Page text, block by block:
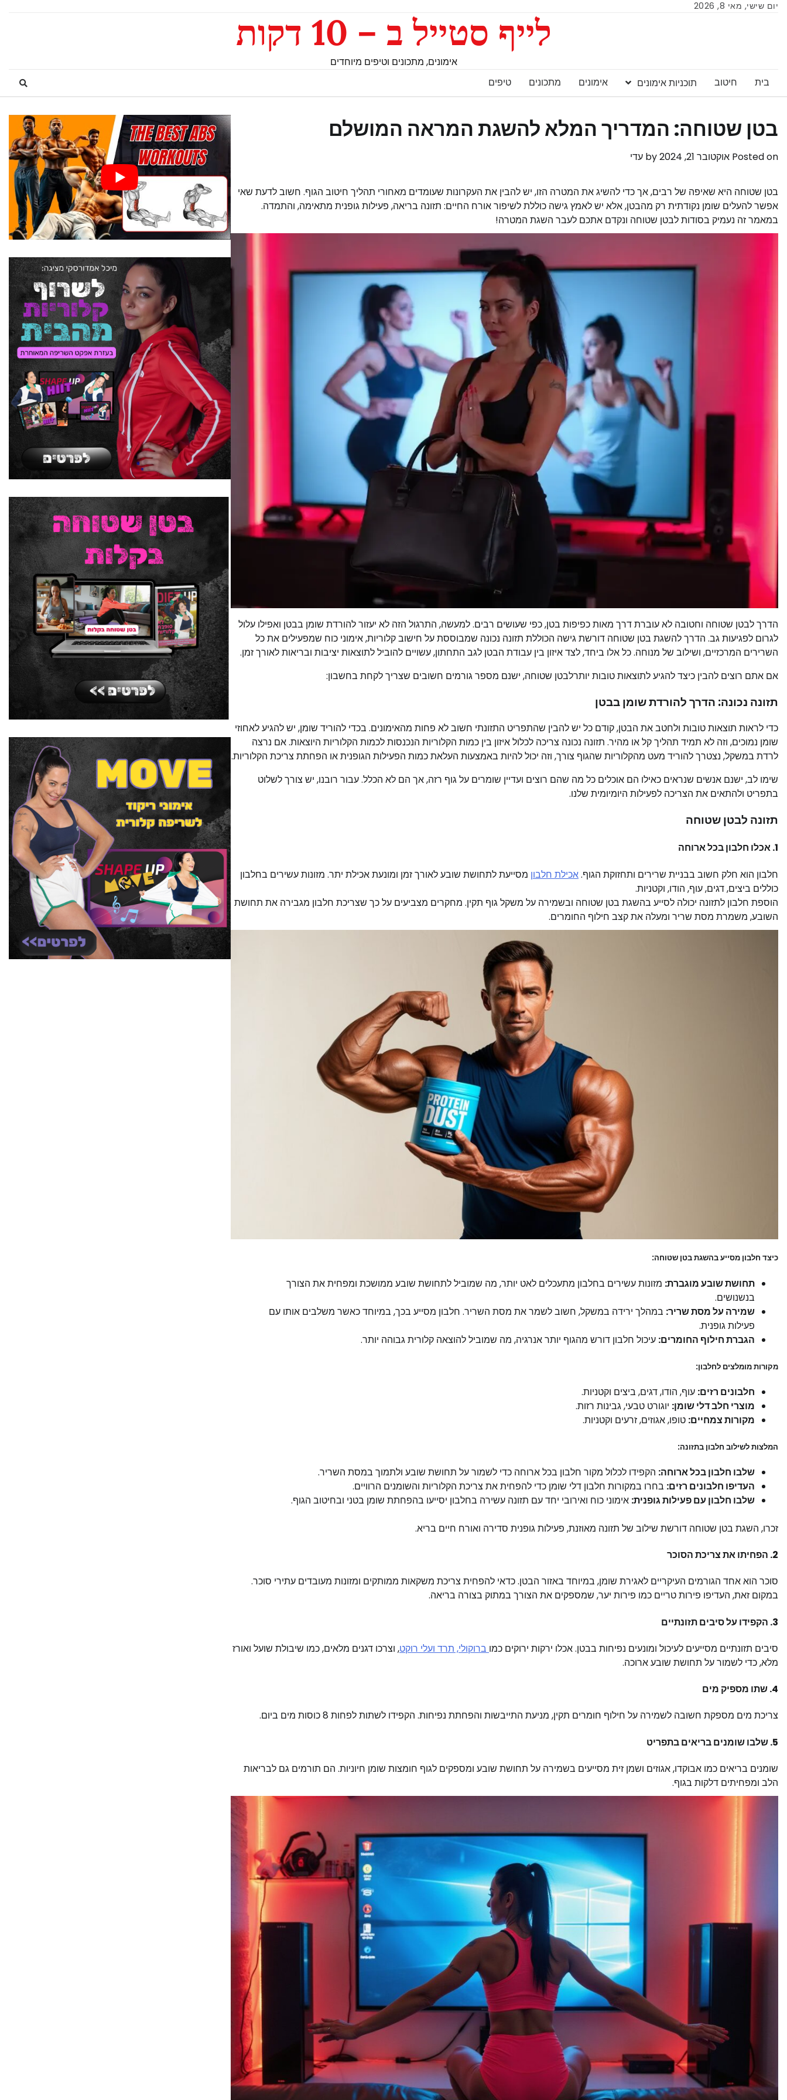
יום שישי, מאי 8, 2026
לייף סטייל ב – 10 דקות
אימונים, מתכונים וטיפים מיוחדים
בית
חיטוב תוכניות אימונים אימונים מתכונים טיפים
בטן שטוחה: המדריך המלא להשגת המראה המושלם
Posted on אוקטובר 21, 2024 עדי
בטן שטוחה היא שאיפה של רבים, אך כדי להשיג את המטרה הזו, יש להבין את העקרונות שעומדים מאחורי תהליך חיטוב הגוף. חשוב לדעת שאי
אפשר להעלים שומן נקודתית רק מהבטן, אלא יש לאמץ גישה כוללת לשיפור אורח החיים: תזונה בריאה, פעילות גופנית מתאימה, והתמדה.
במאמר זה נעמיק בסודות לבטן שטוחה ונקדם אתכם לעבר השגת המטרה!
הדרך לבטן שטוחה וחטובה לא עוברת דרך מאות כפיפות בטן, כפי שעושים רבים. למעשה, התרגול הזה לא יעזור להורדת שומן בבטן ואפילו עלול
לגרום לפגיעות גב. הדרך להשגת בטן שטוחה דורשת גישה הכוללת תזונה נכונה שמבוססת על חישוב קלוריות, אימוני כוח שמפעילים את כל
השרירים המרכזיים, ושילוב של מנוחה. כל אלו ביחד, לצד איזון בין עבודת הבטן לגב התחתון, עשויים להוביל לתוצאות יציבות ובריאות לאורך זמן.
אם אתם רוצים להבין כיצד להגיע לתוצאות טובות יותרלבטן שטוחה, ישנם מספר גורמים חשובים שצריך לקחת בחשבון:
תזונה נכונה: הדרך להורדת שומן בבטן
כדי לראות תוצאות טובות ולחטב את הבטן, קודם כל יש להבין שהתפריט התזונתי חשוב לא פחות מהאימונים. בכדי להוריד שומן, יש להגיע לאחוזי
שומן נמוכים, וזה לא תמיד תהליך קל או מהיר. תזונה נכונה צריכה לכלול איזון בין כמות הקלוריות הנכנסות לכמות הקלוריות היוצאות. אם נרצה
לרדת במשקל, נצטרך להוריד מעט מהקלוריות שהגוף צורך, וזה יכול להיות באמצעות העלאת כמות הפעילות הגופנית או הפחתת צריכת הקלוריות.
שימו לב, ישנם אנשים שנראים כאילו הם אוכלים כל מה שהם רוצים ועדיין שומרים על גוף רזה, אך הם לא הכלל. עבור רובנו, יש צורך לשלוט
בתפריט ולהתאים את הצריכה לפעילות היומיומית שלנו.
תזונה לבטן שטוחה
1. אכלו חלבון בכל ארוחה
חלבון הוא חלק חשוב בבניית שרירים ותחזוקת הגוף.אכילת חלבון מסייעת לתחושת שובע לאורך זמן ומונעת אכילת יתר. מזונות עשירים בחלבון
כוללים ביצים, דגים, עוף, הודו, וקטניות.
הוספת חלבון לתזונה יכולה לסייע בהשגת בטן שטוחה ובשמירה על משקל גוף תקין. מחקרים מצביעים על כך שצריכת חלבון מגבירה את תחושת
השובע, משמרת מסת שריר ומעלה את קצב חילוף החומרים. ​
כיצד חלבון מסייע בהשגת בטן שטוחה:
תחושת שובע מוגברת: מזונות עשירים בחלבון מתעכלים לאט יותר, מה שמוביל לתחושת שובע ממושכת ומפחית את הצורך
בנשנושים.
שמירה על מסת שריר: במהלך ירידה במשקל, חשוב לשמר את מסת השריר. חלבון מסייע בכך, במיוחד כאשר משלבים אותו עם
פעילות גופנית.
הגברת חילוף החומרים: עיכול חלבון דורש מהגוף יותר אנרגיה, מה שמוביל להוצאה קלורית גבוהה יותר.
מקורות מומלצים לחלבון:
חלבונים רזים: עוף, הודו, דגים, ביצים וקטניות.
מוצרי חלב דלי שומן: יוגורט טבעי, גבינות רזות.
מקורות צמחיים: טופו, אגוזים, זרעים וקטניות.
המלצות לשילוב חלבון בתזונה:
שלבו חלבון בכל ארוחה: הקפידו לכלול מקור חלבון בכל ארוחה כדי לשמור על תחושת שובע ולתמוך במסת השריר.​
העדיפו חלבונים רזים: בחרו במקורות חלבון דלי שומן כדי להפחית את צריכת הקלוריות והשומנים הרוויים.​
שלבו חלבון עם פעילות גופנית: אימוני כוח ואירובי יחד עם תזונה עשירה בחלבון יסייעו בהפחתת שומן בטני ובחיטוב הגוף. ​
זכרו, השגת בטן שטוחה דורשת שילוב של תזונה מאוזנת, פעילות גופנית סדירה ואורח חיים בריא.​
2. הפחיתו את צריכת הסוכר
סוכר הוא אחד הגורמים העיקריים לאגירת שומן, במיוחד באזור הבטן. כדאי להפחית צריכת משקאות ממותקים ומזונות מעובדים עתירי סוכר.
במקום זאת, העדיפו פירות טריים כמו פירות יער, שמספקים את הצורך במתוק בצורה בריאה.
3. הקפידו על סיבים תזונתיים
סיבים תזונתיים מסייעים לעיכול ומונעים נפיחות בבטן. אכלו ירקות ירוקים כמו ברוקולי, תרד ועלי רוקט, וצרכו דגנים מלאים, כמו שיבולת שועל ואורז
מלא, כדי לשמור על תחושת שובע ארוכה.
4. שתו מספיק מים
צריכת מים מספקת חשובה לשמירה על חילוף חומרים תקין, מניעת התייבשות והפחתת נפיחות. הקפידו לשתות לפחות 8 כוסות מים ביום.
5. שלבו שומנים בריאים בתפריט
שומנים בריאים כמו אבוקדו, אגוזים ושמן זית מסייעים בשמירה על תחושת שובע ומספקים לגוף חומצות שומן חיוניות. הם תורמים גם לבריאות
הלב ומפחיתים דלקות בגוף.